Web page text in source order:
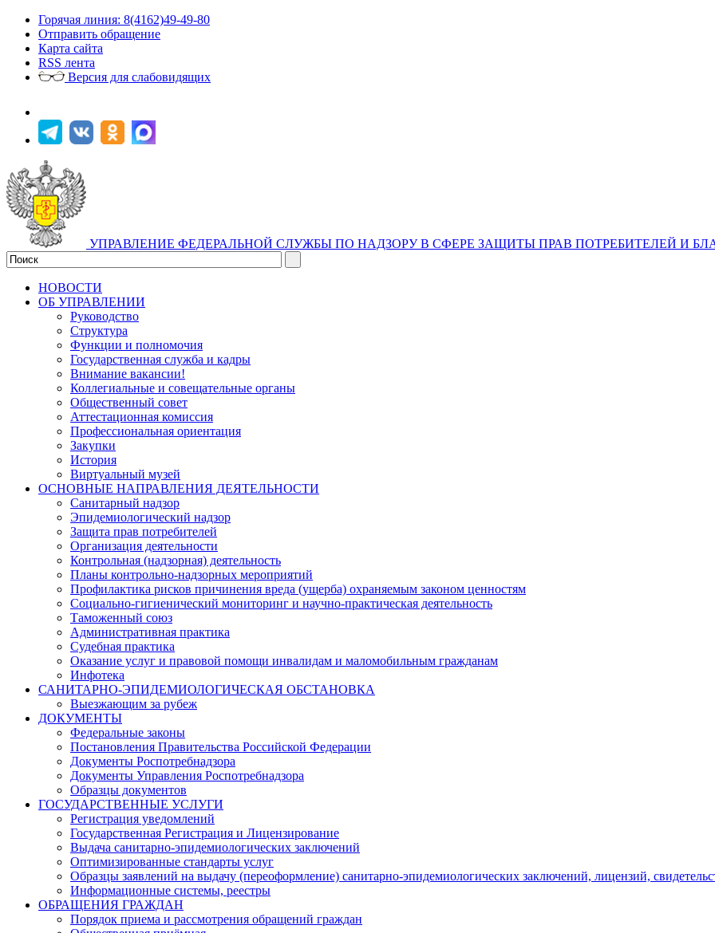
Горячая линия: 8(4162)49-49-80
Отправить обращение
Карта сайта
RSS лента
Версия для слабовидящих
УПРАВЛЕНИЕ ФЕДЕРАЛЬНОЙ СЛУЖБЫ ПО НАДЗОРУ В СФЕРЕ ЗАЩИТЫ ПРАВ ПОТРЕБИТЕЛЕЙ И
НОВОСТИ
ОБ УПРАВЛЕНИИ
Руководство
Структура
Функции и полномочия
Государственная служба и кадры
Внимание вакансии!
Коллегиальные и совещательные органы
Общественный совет
Аттестационная комиссия
Профессиональная ориентация
Закупки
История
Виртуальный музей
ОСНОВНЫЕ НАПРАВЛЕНИЯ ДЕЯТЕЛЬНОСТИ
Санитарный надзор
Эпидемиологический надзор
Защита прав потребителей
Организация деятельности
Контрольная (надзорная) деятельность
Планы контрольно-надзорных мероприятий
Профилактика рисков причинения вреда (ущерба) охраняемым законом ценностям
Социально-гигиенический мониторинг и научно-практическая деятельность
Таможенный союз
Административная практика
Судебная практика
Оказание услуг и правовой помощи инвалидам и маломобильным гражданам
Инфотека
САНИТАРНО-ЭПИДЕМИОЛОГИЧЕСКАЯ ОБСТАНОВКА
Выезжающим за рубеж
ДОКУМЕНТЫ
Федеральные законы
Постановления Правительства Российской Федерации
Документы Роспотребнадзора
Документы Управления Роспотребнадзора
Образцы документов
ГОСУДАРСТВЕННЫЕ УСЛУГИ
Регистрация уведомлений
Государственная Регистрация и Лицензирование
Выдача санитарно-эпидемиологических заключений
Оптимизированные стандарты услуг
Образцы заявлений на выдачу (переоформление) санитарно-эпидемиологических заключений, лицензий,
Информационные системы, реестры
ОБРАЩЕНИЯ ГРАЖДАН
Порядок приема и рассмотрения обращений граждан